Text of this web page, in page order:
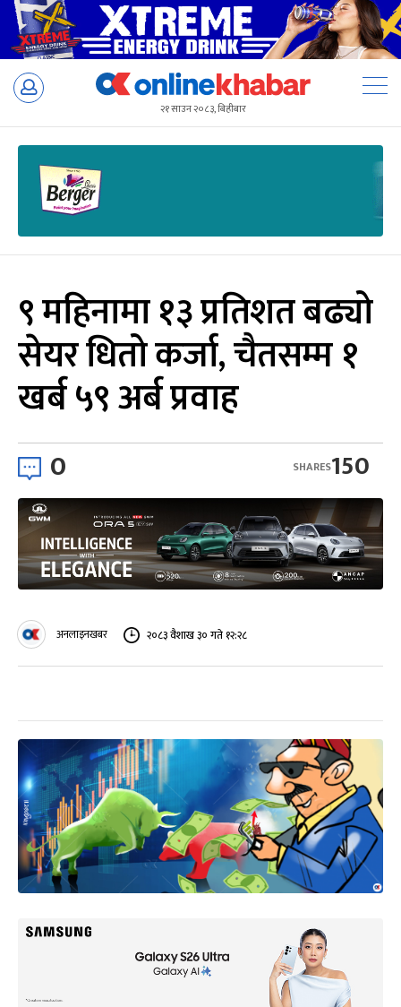
Skip
२१ साउन २०८३, बिहीबार
९ महिनामा १३ प्रतिशत बढ्यो
सेयर धितो कर्जा, चैतसम्म १
खर्ब ५९ अर्ब प्रवाह
0 150
SHARES
अनलाइनखबर २०८३ वैशाख ३० गते १२:२८